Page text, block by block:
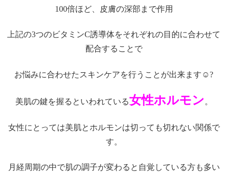
100倍ほど、皮膚の深部まで作用
上記の3つのビタミンC誘導体をそれぞれの目的に合わせて
配合することで
お悩みに合わせたスキンケアを行うことが出来ます☺?
美肌の鍵を握るといわれている女性ホルモン 。
女性にとっては美肌とホルモンは切っても切れない関係で
す。
月経周期の中で肌の調子が変わると自覚している方も多い